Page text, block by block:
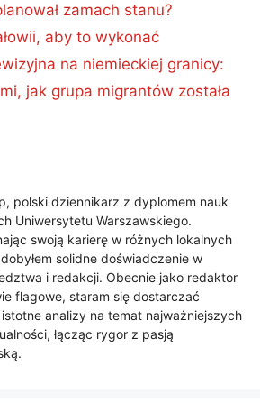
zamach stanu?
aby to wykonać
na niemieckiej granicy:
jak grupa migrantów została
polski dziennikarz z dyplomem nauk
Uniwersytetu Warszawskiego.
swoją karierę w różnych lokalnych
solidne doświadczenie w
i redakcji. Obecnie jako redaktor
flagowe, staram się dostarczać
istotne analizy na temat najważniejszych
łącząc rygor z pasją